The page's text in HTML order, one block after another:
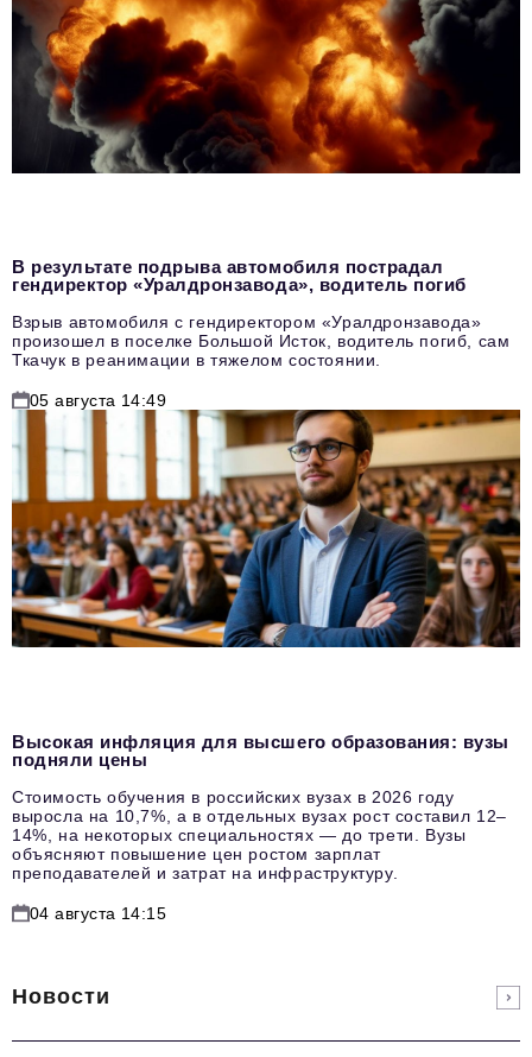
В результате подрыва автомобиля пострадал
гендиректор «Уралдронзавода», водитель погиб
Взрыв автомобиля с гендиректором «Уралдронзавода»
произошел в поселке Большой Исток, водитель погиб, сам
Ткачук в реанимации в тяжелом состоянии.
05 августа 14:49
Высокая инфляция для высшего образования: вузы
подняли цены
Стоимость обучения в российских вузах в 2026 году
выросла на 10,7%, а в отдельных вузах рост составил 12–
14%, на некоторых специальностях — до трети. Вузы
объясняют повышение цен ростом зарплат
преподавателей и затрат на инфраструктуру.
04 августа 14:15
Новости